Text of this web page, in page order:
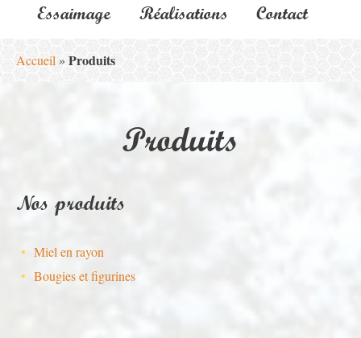
Essaimage
Réalisations Contact
Accueil » Produits
Produits
Nos produits
Miel en rayon
Bougies et figurines